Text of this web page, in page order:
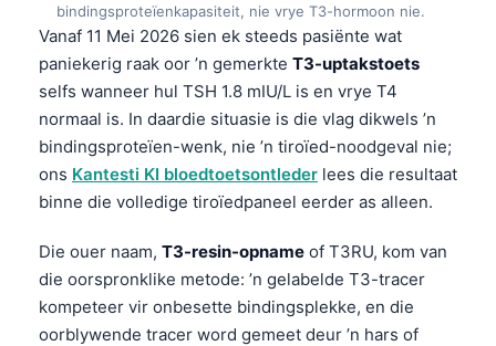
bindingsproteïenkapasiteit, nie vrye T3-hormoon nie.
Vanaf 11 Mei 2026 sien ek steeds pasiënte wat
paniekerig raak oor ’n gemerkte T3-uptakstoets
selfs wanneer hul TSH 1.8 mIU/L is en vrye T4
normaal is. In daardie situasie is die vlag dikwels ’n
bindingsproteïen-wenk, nie ’n tiroïed-noodgeval nie;
ons Kantesti KI bloedtoetsontleder lees die resultaat
binne die volledige tiroïedpaneel eerder as alleen.
Die ouer naam, T3-resin-opname of T3RU, kom van
die oorspronklike metode: ’n gelabelde T3-tracer
kompeteer vir onbesette bindingsplekke, en die
oorblywende tracer word gemeet deur ’n hars of